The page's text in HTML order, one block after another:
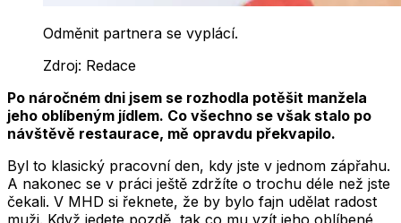
Odměnit partnera se vyplácí.
Zdroj: Redace
Po náročném dni jsem se rozhodla potěšit manžela
jeho oblíbeným jídlem. Co všechno se však stalo po
návštěvě restaurace, mě opravdu překvapilo.
Byl to klasický pracovní den, kdy jste v jednom zápřahu.
A nakonec se v práci ještě zdržíte o trochu déle než jste
čekali. V MHD si řeknete, že by bylo fajn udělat radost